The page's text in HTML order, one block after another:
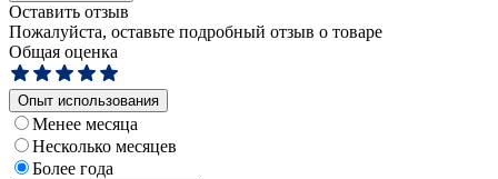
Оставить отзыв
Пожалуйста, оставьте подробный отзыв о товаре
Общая оценка
Опыт использования
Менее месяца
Несколько месяцев
Более года